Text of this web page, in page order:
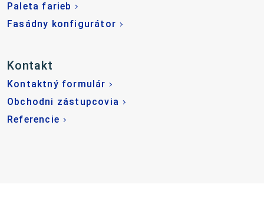
Paleta farieb
Fasádny konfigurátor
Kontakt
Kontaktný formulár
Obchodni zástupcovia
Referencie